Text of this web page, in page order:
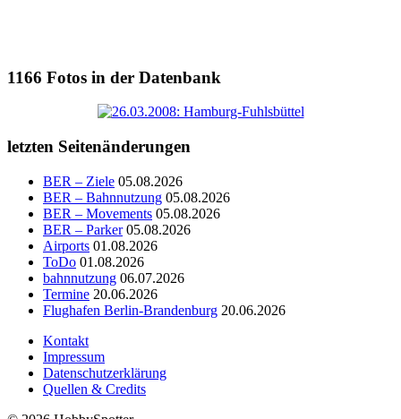
1166 Fotos in der Datenbank
letzten Seitenänderungen
BER – Ziele 05.08.2026
BER – Bahnnutzung 05.08.2026
BER – Movements 05.08.2026
BER – Parker 05.08.2026
Airports 01.08.2026
ToDo 01.08.2026
bahnnutzung 06.07.2026
Termine 20.06.2026
Flughafen Berlin-Brandenburg 20.06.2026
Kontakt
Impressum
Datenschutzerklärung
Quellen & Credits